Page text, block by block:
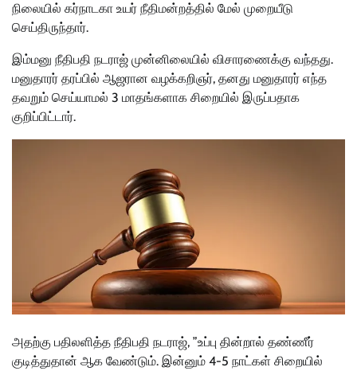
நிலையில் கர்நாடகா உயர் நீதிமன்றத்தில் மேல் முறையீடு
செய்திருந்தார்.
இம்மனு நீதிபதி நடராஜ் முன்னிலையில் விசாரணைக்கு வந்தது.
மனுதாரர் தரப்பில் ஆஜரான வழக்கறிஞர், தனது மனுதாரர் எந்த
தவறும் செய்யாமல் 3 மாதங்களாக சிறையில் இருப்பதாக
குறிப்பிட்டார்.
அதற்கு பதிலளித்த நீதிபதி நடராஜ், ”உப்பு தின்றால் தண்ணீர்
குடித்துதான் ஆக வேண்டும். இன்னும் 4-5 நாட்கள் சிறையில்